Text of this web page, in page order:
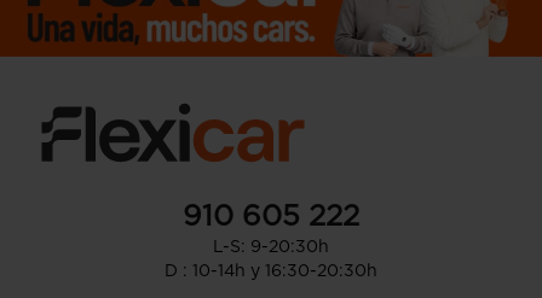
910 605 222
L-S: 9-20:30h
D : 10-14h y 16:30-20:30h